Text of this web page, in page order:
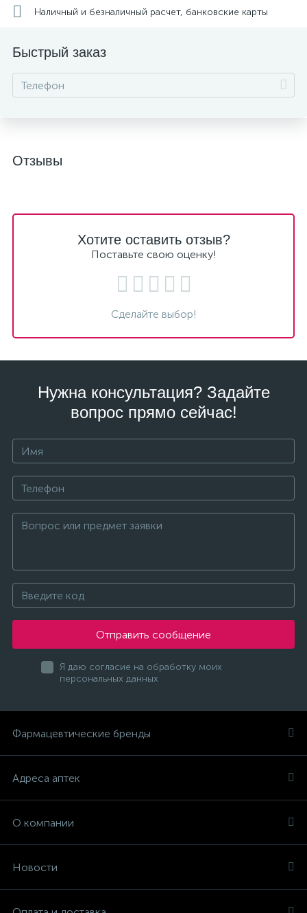
Наличный и безналичный расчет, банковские карты
Быстрый заказ
Отзывы
Хотите оставить отзыв?
Поставьте свою оценку!
Сделайте выбор!
Нужна консультация? Задайте
вопрос прямо сейчас!
Отправить сообщение
Я даю согласие на обработку моих
персональных данных
Фармацевтические бренды
Адреса аптек
О компании
Новости